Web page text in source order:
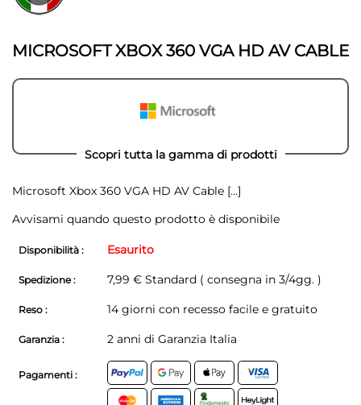
della
di
galleria
immagini
MICROSOFT XBOX 360 VGA HD AV CABLE
Scopri tutta la gamma di prodotti
Microsoft Xbox 360 VGA HD AV Cable [...]
Avvisami quando questo prodotto è disponibile
Disponibilità : Esaurito
Spedizione : 7,99 € Standard ( consegna in 3/4gg. )
Reso : 14 giorni con recesso facile e gratuito
Garanzia : 2 anni di Garanzia Italia
Pagamenti :